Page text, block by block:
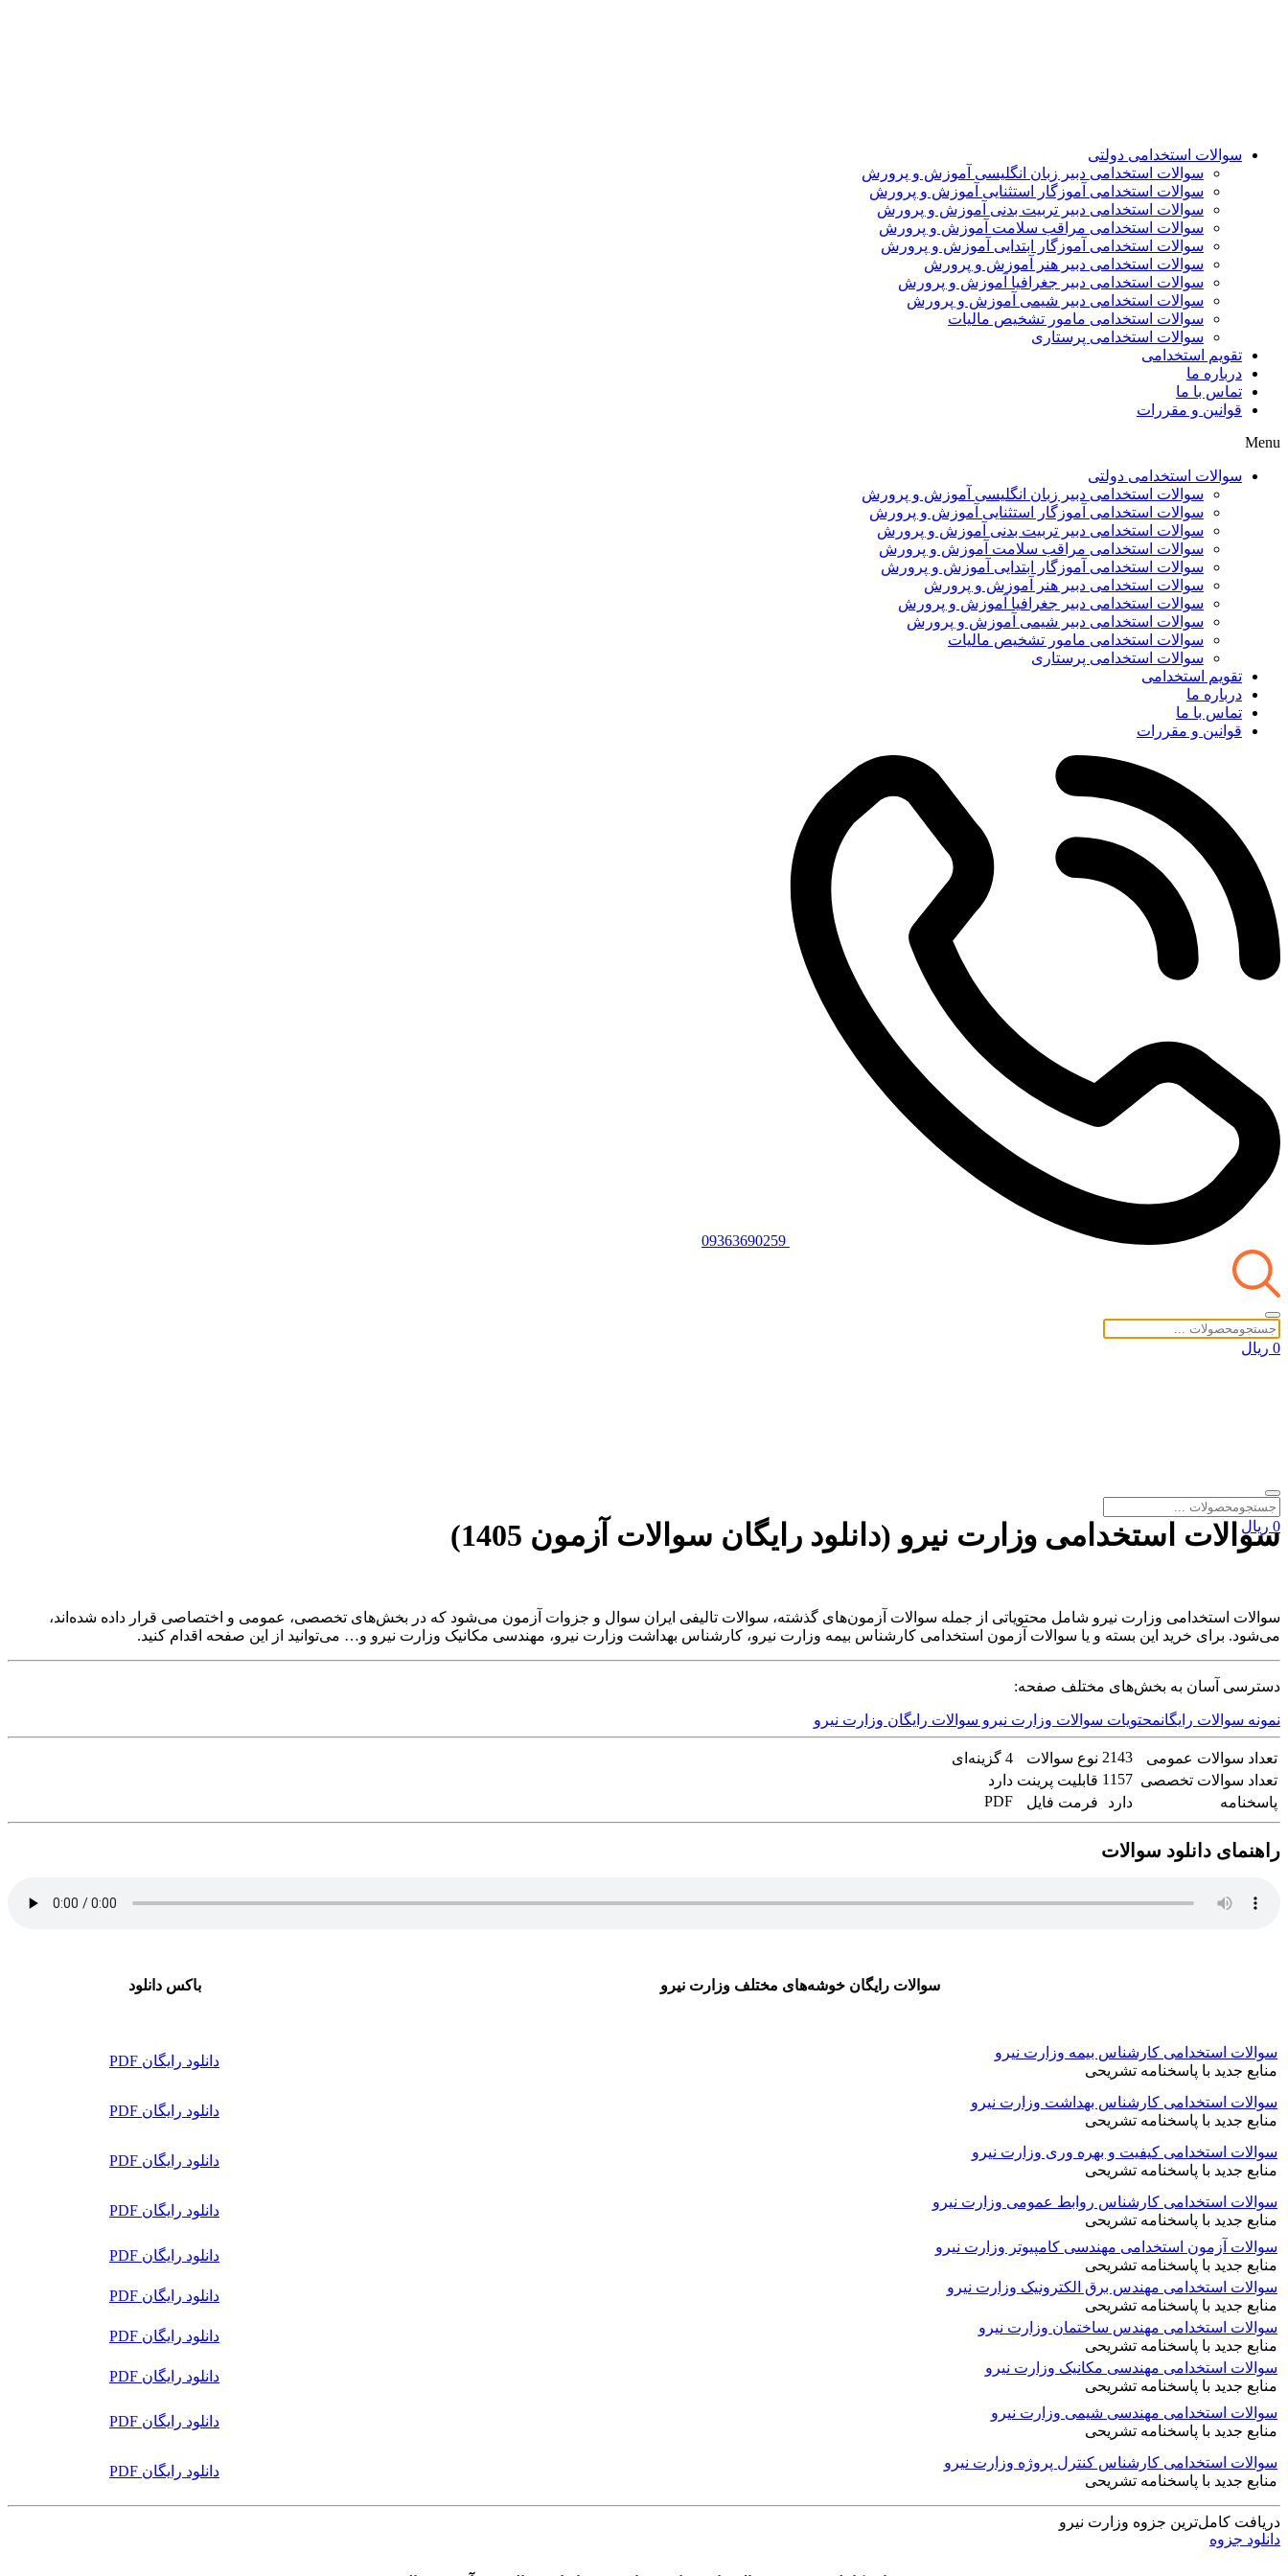
سوالات استخدامی دولتی
سوالات استخدامی دبیر زبان انگلیسی آموزش و پرورش
سوالات استخدامی آموزگار استثنایی آموزش و پرورش
سوالات استخدامی دبیر تربیت بدنی آموزش و پرورش
سوالات استخدامی مراقب سلامت آموزش و پرورش
سوالات استخدامی آموزگار ابتدایی آموزش و پرورش
سوالات استخدامی دبیر هنر آموزش و پرورش
سوالات استخدامی دبیر جغرافیا آموزش و پرورش
سوالات استخدامی دبیر شیمی آموزش و پرورش
سوالات استخدامی مامور تشخیص مالیات
سوالات استخدامی پرستاری
تقویم استخدامی
درباره ما
تماس با ما
قوانین و مقررات
Menu
سوالات استخدامی دولتی
سوالات استخدامی دبیر زبان انگلیسی آموزش و پرورش
سوالات استخدامی آموزگار استثنایی آموزش و پرورش
سوالات استخدامی دبیر تربیت بدنی آموزش و پرورش
سوالات استخدامی مراقب سلامت آموزش و پرورش
سوالات استخدامی آموزگار ابتدایی آموزش و پرورش
سوالات استخدامی دبیر هنر آموزش و پرورش
سوالات استخدامی دبیر جغرافیا آموزش و پرورش
سوالات استخدامی دبیر شیمی آموزش و پرورش
سوالات استخدامی مامور تشخیص مالیات
سوالات استخدامی پرستاری
تقویم استخدامی
درباره ما
تماس با ما
قوانین و مقررات
09363690259
0 ریال
0 ریال
سوالات استخدامی وزارت نیرو (دانلود رایگان سوالات آزمون 1405)
سوالات استخدامی وزارت نیرو شامل محتویاتی از جمله سوالات آزمون‌های گذشته، سوالات تالیفی ایران سوال و جزوات آزمون می‌شود که در بخش‌های تخصصی، عمومی و اختصاصی قرار داده شده‌اند،
می‌شود. برای خرید این بسته و یا سوالات آزمون استخدامی کارشناس بیمه وزارت نیرو، کارشناس بهداشت وزارت نیرو، مهندسی مکانیک وزارت نیرو و… می‌توانید از این صفحه اقدام کنید.
دسترسی آسان به بخش‌های مختلف صفحه:
نمونه سوالات رایگانمحتویات سوالات وزارت نیرو سوالات رایگان وزارت نیرو
تعداد سوالات عمومی 2143 نوع سوالات
4 گزینه‌ای
تعداد سوالات تخصصی 1157 قابلیت پرینت دارد
پاسخنامه
دارد فرمت فایل PDF
راهنمای دانلود سوالات
سوالات رایگان خوشه‌های مختلف وزارت نیرو باکس دانلود
سوالات استخدامی کارشناس بیمه وزارت نیرو
منابع جدید با پاسخنامه تشریحی
دانلود رایگان PDF
سوالات استخدامی کارشناس بهداشت وزارت نیرو
منابع جدید با پاسخنامه تشریحی
دانلود رایگان PDF
سوالات استخدامی کیفیت و بهره وری وزارت نیرو
منابع جدید با پاسخنامه تشریحی
دانلود رایگان PDF
سوالات استخدامی کارشناس روابط عمومی وزارت نیرو
منابع جدید با پاسخنامه تشریحی
دانلود رایگان PDF
سوالات آزمون استخدامی مهندسی کامپیوتر وزارت نیرو
منابع جدید با پاسخنامه تشریحی
دانلود رایگان PDF
سوالات استخدامی مهندس برق الکترونیک وزارت نیرو
منابع جدید با پاسخنامه تشریحی
دانلود رایگان PDF
سوالات استخدامی مهندس ساختمان وزارت نیرو
منابع جدید با پاسخنامه تشریحی
دانلود رایگان PDF
سوالات استخدامی مهندسی مکانیک وزارت نیرو
منابع جدید با پاسخنامه تشریحی
دانلود رایگان PDF
سوالات استخدامی مهندسی شیمی وزارت نیرو
منابع جدید با پاسخنامه تشریحی
دانلود رایگان PDF
سوالات استخدامی کارشناس کنترل پروژه وزارت نیرو
منابع جدید با پاسخنامه تشریحی
دانلود رایگان PDF
دریافت کامل‌ترین جزوه وزارت نیرو
دانلود جزوه